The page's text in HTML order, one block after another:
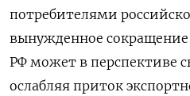
потребителями
вынужденное
РФ может в перспективе
ослабляя приток